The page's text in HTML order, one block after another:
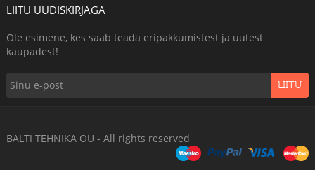
LIITU UUDISKIRJAGA
Ole esimene, kes saab teada eripakkumistest ja uutest
kaupadest!
LIITU
BALTI TEHNIKA OÜ - All rights reserved